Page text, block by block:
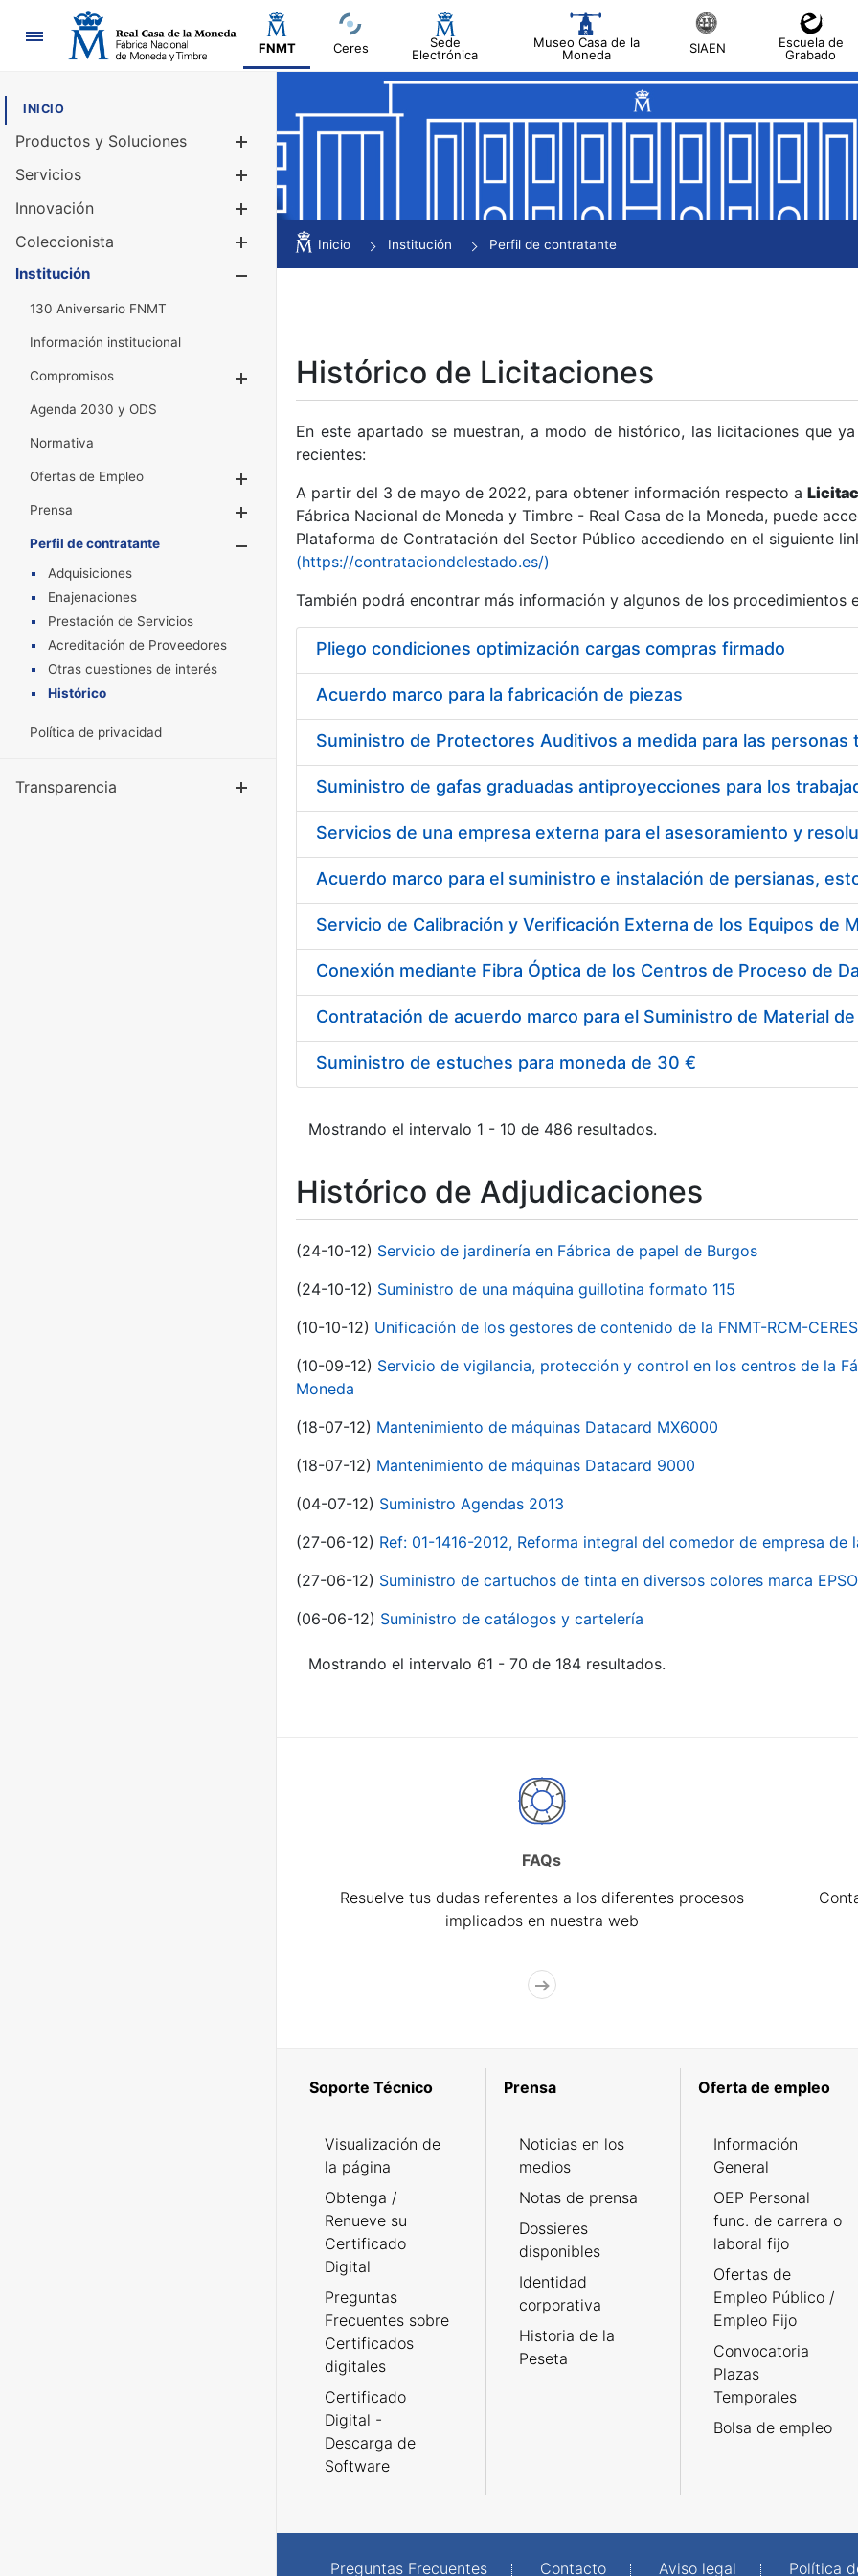
Navegación
FNMT Ceres
Sede
Electrónica
Museo Casa de la
Moneda
SIAEN
Escuela de
Grabado
INICIO
Productos y Soluciones
Mostrar/Ocultar
Servicios
Innovación
Coleccionista
Mostrar/Ocultar
Institución
130 Aniversario FNMT
Información institucional
Compromisos
Mostrar/Ocultar
Agenda 2030 y ODS
Normativa
Ofertas de Empleo
Prensa
Mostrar/Ocultar
Perfil de contratante
Mostrar/Ocultar
Adquisiciones
Enajenaciones
Prestación de Servicios
Acreditación de Proveedores
Otras cuestiones de interés
Histórico
Política de privacidad
Transparencia Mostrar/Ocultar
Inicio Institución Perfil de contratante
Histórico de Licitaciones
En este apartado se muestran, a modo de histórico, las licitaciones que
recientes:
A partir del 3 de mayo de 2022, para obtener información respecto a
Fábrica Nacional de Moneda y Timbre - Real Casa de la Moneda, puede
Plataforma de Contratación del Sector Público accediendo en el siguiente
(https://contrataciondelestado.es/)
También podrá encontrar más información y algunos de los procedimientos
Pliego condiciones optimización cargas compras firmado
Acuerdo marco para la fabricación de piezas
Acuerdo marco para el suministro e instalación de persianas,
Suministro de estuches para moneda de 30 €
Mostrando el intervalo 1 - 10 de 486 resultados.
Histórico de Adjudicaciones
(24-10-12) Servicio de jardinería en Fábrica de papel de Burgos
(24-10-12) Suministro de una máquina guillotina formato 115
(10-10-12) Unificación de los gestores de contenido de la FNMT-RCM-CERES
(10-09-12) Servicio de vigilancia, protección y control en los centros de la
Moneda
(18-07-12) Mantenimiento de máquinas Datacard MX6000
(18-07-12) Mantenimiento de máquinas Datacard 9000
(04-07-12) Suministro Agendas 2013
(27-06-12) Ref: 01-1416-2012, Reforma integral del comedor de empresa de
(27-06-12) Suministro de cartuchos de tinta en diversos colores marca
(06-06-12) Suministro de catálogos y cartelería
Mostrando el intervalo 61 - 70 de 184 resultados.
FAQs
Resuelve tus dudas referentes a los diferentes procesos
implicados en nuestra web
Soporte Técnico
Visualización de
la página
Obtenga /
Renueve su
Certificado
Digital
Preguntas
Frecuentes sobre
Certificados
digitales
Certificado
Digital -
Descarga de
Software
Prensa
Noticias en los
medios
Notas de prensa
Dossieres
disponibles
Identidad
corporativa
Historia de la
Peseta
Oferta de empleo
Información
General
OEP Personal
func. de carrera o
laboral fijo
Ofertas de
Empleo Público /
Empleo Fijo
Convocatoria
Plazas
Temporales
Bolsa de empleo
Preguntas Frecuentes Contacto Aviso legal Política